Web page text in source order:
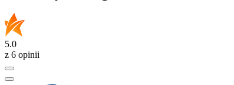
5.0
z 6 opinii